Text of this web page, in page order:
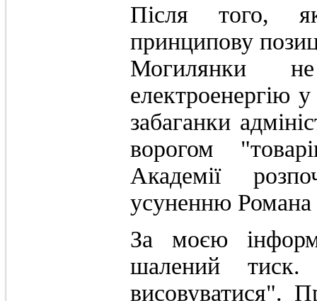
Після того,
принципову
Могилянки
електроенергію
забаганки
ворогом
Академії
усуненню
За моєю
шалений
висовуватися".